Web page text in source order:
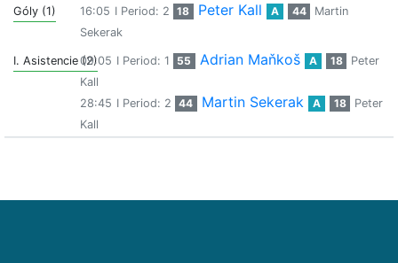
Góly (1) 16:05 I Period: 2 18 Peter Kall A 44
Martin
Sekerak
I. Asistencie (2)09:05 I Period: 1 55 Adrian Maňkoš A 18
Peter
Kall
28:45 I Period: 2 44 Martin Sekerak A 18
Peter
Kall